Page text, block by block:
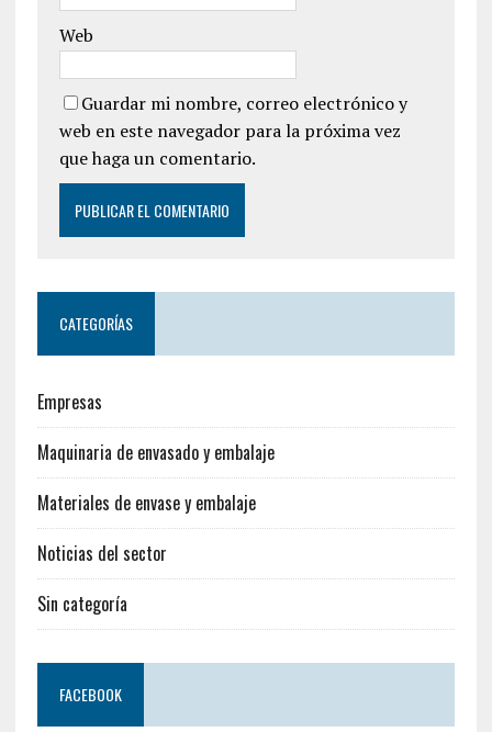
Web
Guardar mi nombre, correo electrónico y
web en este navegador para la próxima vez
que haga un comentario.
CATEGORÍAS
Empresas
Maquinaria de envasado y embalaje
Materiales de envase y embalaje
Noticias del sector
Sin categoría
FACEBOOK